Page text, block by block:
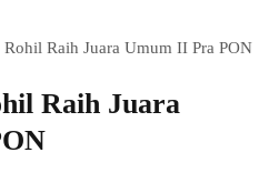
Raih Juara Umum II Pra PON
Raih Juara